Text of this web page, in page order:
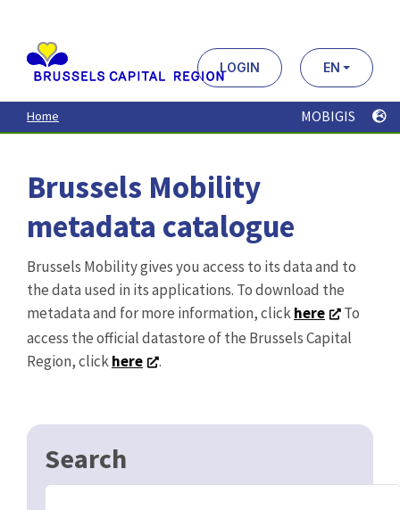
contenu
principal
LOGIN EN
Home MOBIGIS
Brussels Mobility
metadata catalogue
Brussels Mobility gives you access to its data and to
the data used in its applications. To download the
metadata and for more information, clickhere
To
access the official datastore of the Brussels Capital
Region, clickhere .
Search